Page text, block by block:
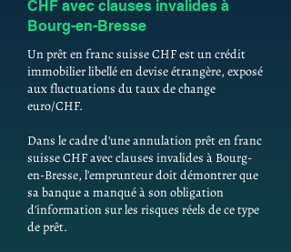
CHF avec clauses invalides à
Bourg-en-Bresse
Un prêt en franc suisse CHF est un crédit
immobilier libellé en devise étrangère, exposé
aux fluctuations du taux de change
euro/CHF.
Dans le cadre d'une annulation prêt en franc
suisse CHF avec clauses invalides à Bourg-
en-Bresse, l'emprunteur doit démontrer que
sa banque a manqué à son obligation
d'information sur les risques réels de ce type
de prêt.